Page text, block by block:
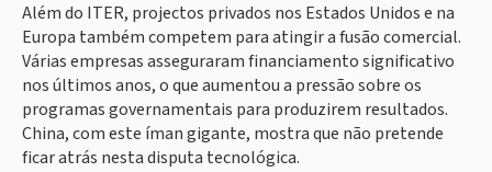
Além do ITER, projectos privados nos Estados Unidos e na
Europa também competem para atingir a fusão comercial.
Várias empresas asseguraram financiamento significativo
nos últimos anos, o que aumentou a pressão sobre os
programas governamentais para produzirem resultados.
China, com este íman gigante, mostra que não pretende
ficar atrás nesta disputa tecnológica.